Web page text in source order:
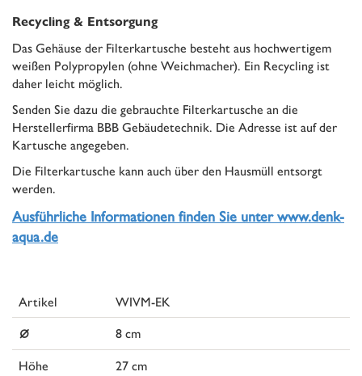
Recycling & Entsorgung
Das Gehäuse der Filterkartusche besteht aus hochwertigem
weißen Polypropylen (ohne Weichmacher). Ein Recycling ist
daher leicht möglich.
Senden Sie dazu die gebrauchte Filterkartusche an die
Herstellerfirma BBB Gebäudetechnik. Die Adresse ist auf der
Kartusche angegeben.
Die Filterkartusche kann auch über den Hausmüll entsorgt
werden.
Ausführliche Informationen finden Sie unter www.denk-
aqua.de
Artikel WIVM-EK
⌀
8 cm
Höhe
27 cm